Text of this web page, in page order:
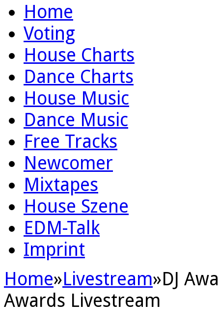
Home
Voting
House Charts
Dance Charts
House Music
Dance Music
Free Tracks
Newcomer
Mixtapes
House Szene
EDM-Talk
Imprint
Home»Livestream»DJ
Awards Livestream